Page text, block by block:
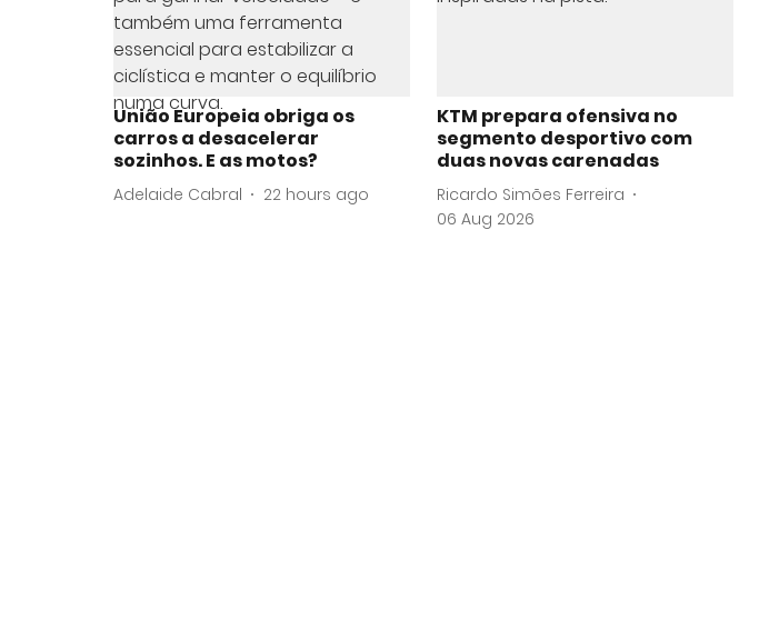
União Europeia obriga os
carros a desacelerar
sozinhos. E as motos?
Adelaide Cabral 22 hours ago
KTM prepara ofensiva no
segmento desportivo com
duas novas carenadas
Ricardo Simões Ferreira
06 Aug 2026